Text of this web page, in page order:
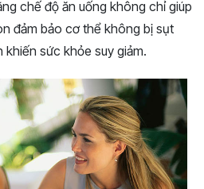
chế độ ăn uống không chỉ giúp
đảm bảo cơ thể không bị sụt
sức khỏe suy giảm.